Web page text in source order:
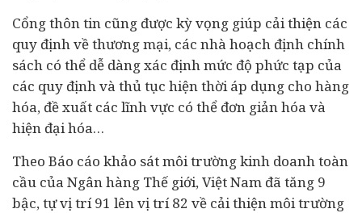
Cổng thôn tin cũng được kỳ vọng giúp cải thiện các
quy định về thương mại, các nhà hoạch định chính
sách có thể dễ dàng xác định mức độ phức tạp của
các quy định và thủ tục hiện thời áp dụng cho hàng
hóa, đề xuất các lĩnh vực có thể đơn giản hóa và
hiện đại hóa…
Theo Báo cáo khảo sát môi trường kinh doanh toàn
cầu của Ngân hàng Thế giới, Việt Nam đã tăng 9
bậc, tự vị trí 91 lên vị trí 82 về cải thiện môi trường